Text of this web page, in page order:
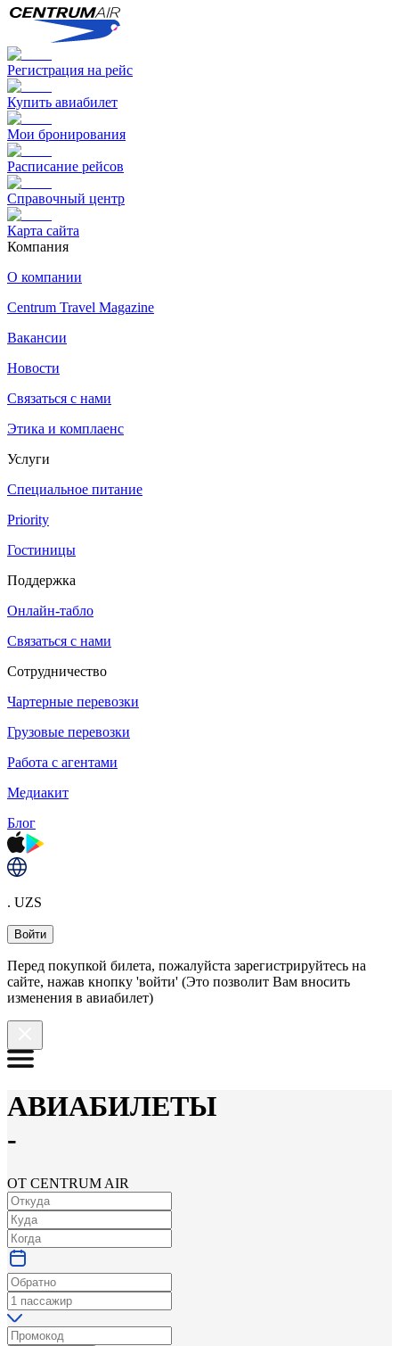
Регистрация на рейс
Купить авиабилет
Мои бронирования
Расписание рейсов
Справочный центр
Карта сайта
Компания
О компании
Centrum Travel Magazine
Вакансии
Новости
Связаться с нами
Этика и комплаенс
Услуги
Специальное питание
Priority
Гостиницы
Поддержка
Онлайн-табло
Связаться с нами
Сотрудничество
Чартерные перевозки
Грузовые перевозки
Работа с агентами
Медиакит
Блог
. UZS
Войти
Перед покупкой билета, пожалуйста зарегистрируйтесь на
сайте, нажав кнопку 'войти' (Это позволит Вам вносить
изменения в авиабилет)
АВИАБИЛЕТЫ
-
ОТ CENTRUM AIR